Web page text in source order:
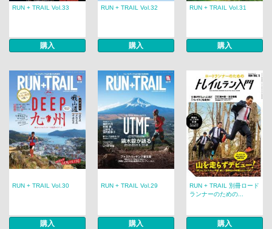
RUN + TRAIL Vol.33
購入
RUN + TRAIL Vol.32
購入
RUN + TRAIL Vol.31
購入
RUN + TRAIL Vol.30
購入
RUN + TRAIL Vol.29
購入
RUN + TRAIL 別冊ロード
ランナーのための...
購入